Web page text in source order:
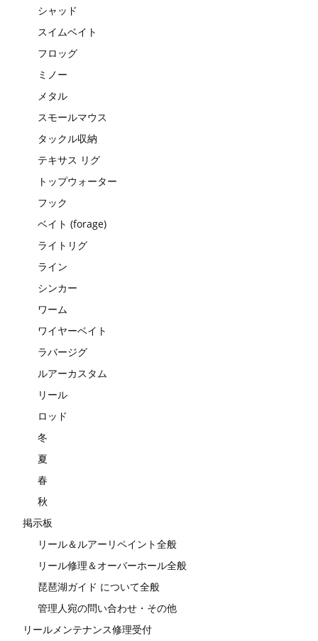
シャッド
スイムベイト
フロッグ
ミノー
メタル
スモールマウス
タックル収納
テキサス リグ
トップウォーター
フック
ベイト (forage)
ライトリグ
ライン
シンカー
ワーム
ワイヤーベイト
ラバージグ
ルアーカスタム
リール
ロッド
冬
夏
春
秋
掲示板
リール＆ルアーリペイント全般
リール修理＆オーバーホール全般
琵琶湖ガイド について全般
管理人宛の問い合わせ・その他
リールメンテナンス修理受付